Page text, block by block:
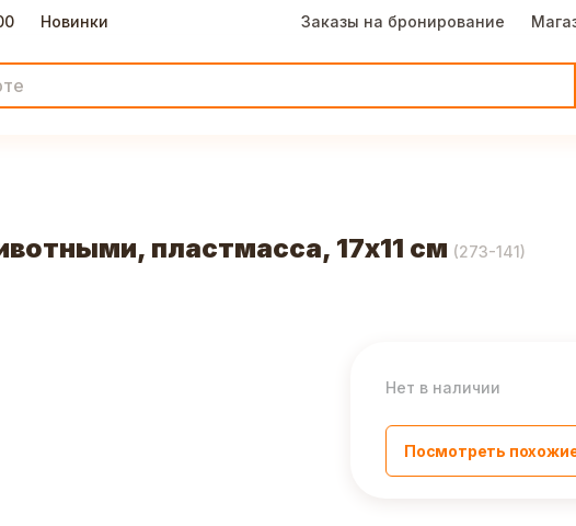
Новинки Заказы на бронирование
пластмасса, 17х11 см (273-141)
Нет в наличии
Посмотреть